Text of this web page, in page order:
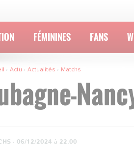
FÉMININES FANS
Actu Actualités Matchs
· 06/12/2024 à 22:00